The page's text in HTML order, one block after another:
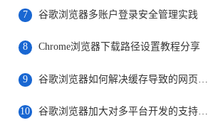
7 谷歌浏览器多账户登录安全管理实践
8 Chrome浏览器下载路径设置教程分享
9
10 谷歌浏览器加大对多平台开发的支持，推动跨平台协作